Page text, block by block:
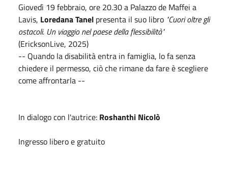
Giovedì 19 febbraio, ore 20.30 a Palazzo de Maffei a
Lavis, Loredana Tanel presenta il suo libro "Cuori oltre gli
ostacoli. Un viaggio nel paese della flessibilità"
(EricksonLive, 2025)
-- Quando la disabilità entra in famiglia, lo fa senza
chiedere il permesso, ciò che rimane da fare è scegliere
come affrontarla --
In dialogo con l'autrice: Roshanthi Nicolò
Ingresso libero e gratuito